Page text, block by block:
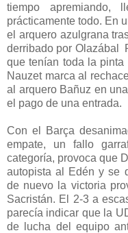
tiempo
prácticamente todo. En
el arquero azulgrana
derribado por Olazábal
que tenían toda la pinta
Nauzet marca al
al arquero Bañuz en
el pago de una entrada.
Con el Barça
empate, un fallo
categoría, provoca que
autopista al Edén y se
de nuevo la victoria
Sacristán. El 2-3 a
parecía indicar que la
de lucha del equipo